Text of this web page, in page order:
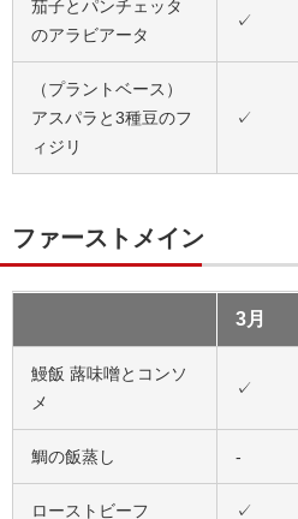
茄子とパンチェッタ
のアラビアータ
✓
（プラントベース）
アスパラと3種豆のフ
ィジリ
✓
ファーストメイン
3月
鰻飯 蕗味噌とコンソ
メ
✓
鯛の飯蒸し -
ローストビーフ ✓